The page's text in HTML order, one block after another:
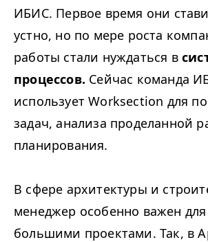
ИБИС. Первое время они
устно, но по мере роста
работы стали нуждаться в
процессов. Сейчас команда
использует Worksection для
задач, анализа проделанной
планирования.
В сфере архитектуры и
менеджер особенно важен
большими проектами. Так, в